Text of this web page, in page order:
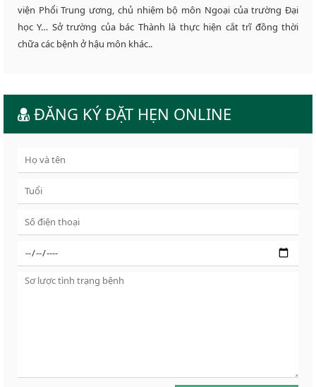
viện Phổi Trung ương, chủ nhiệm bộ môn Ngoại của trường Đại
học Y… Sở trường của bác Thành là thực hiện cắt trĩ đồng thời
chữa các bệnh ở hậu môn khác..
ĐĂNG KÝ ĐẶT HẸN ONLINE